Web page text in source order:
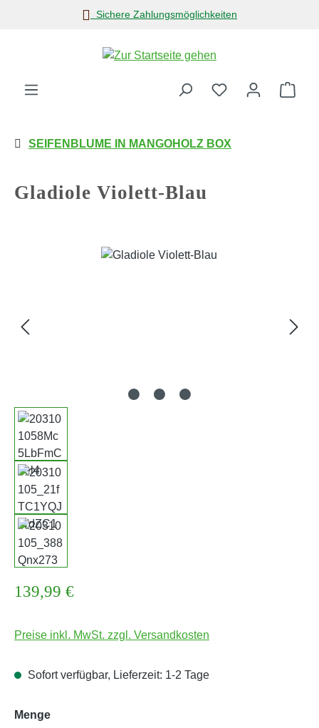
Zum Hauptinhalt springenSichere Zahlungsmöglichkeiten
SEIFENBLUME IN MANGOHOLZ BOX
Gladiole Violett-Blau
Bildergalerie überspringen
Regulärer Preis:
139,99 €
Preise inkl. MwSt. zzgl. Versandkosten
Sofort verfügbar, Lieferzeit: 1-2 Tage
Mengeauswählen